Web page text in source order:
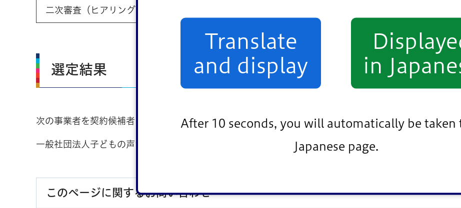
Translate
and display
in
After 10 seconds, you will automatically be taken
Japanese page.
二次審査（ヒアリング）
選定結果
次の事業者を契約候補者に選定いたしました。
一般社団法人子どもの声からはじめよう
このページに関するお問い合わせ